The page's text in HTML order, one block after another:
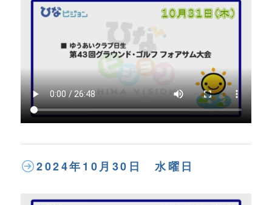
2024年10月30日 水曜日